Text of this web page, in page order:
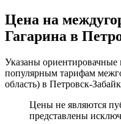
Цена на
Гагарина в
Указаны ориентировачные
популярным тарифам
область) в Петровск-
Цены не являются
представлены